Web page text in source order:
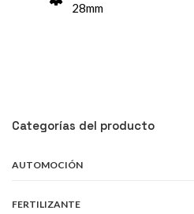
Categorías del producto
AUTOMOCIÓN
FERTILIZANTE
28mm